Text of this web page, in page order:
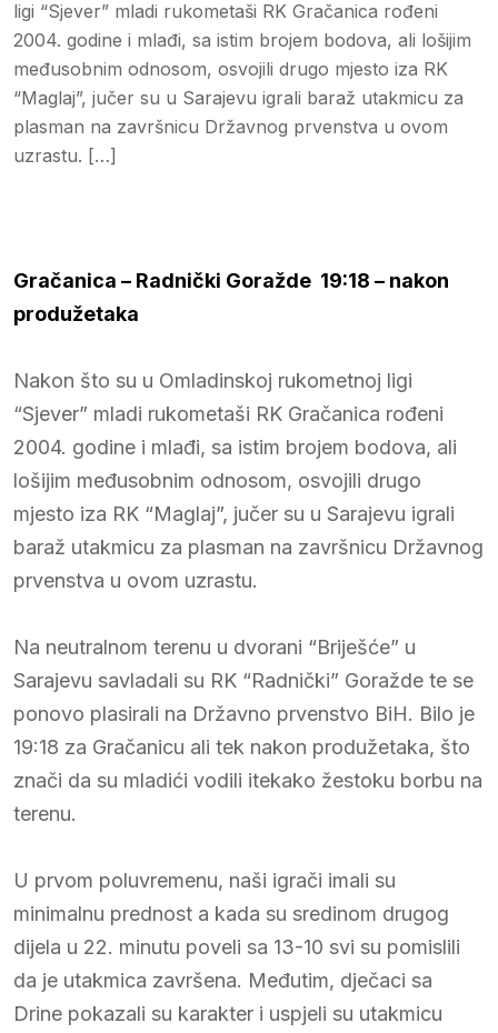
ligi “Sjever” mladi rukometaši RK Gračanica rođeni
2004. godine i mlađi, sa istim brojem bodova, ali lošijim
međusobnim odnosom, osvojili drugo mjesto iza RK
“Maglaj”, jučer su u Sarajevu igrali baraž utakmicu za
plasman na završnicu Državnog prvenstva u ovom
uzrastu. […]
Gračanica – Radnički Goražde 19:18 – nakon
produžetaka
Nakon što su u Omladinskoj rukometnoj ligi
“Sjever” mladi rukometaši RK Gračanica rođeni
2004. godine i mlađi, sa istim brojem bodova, ali
lošijim međusobnim odnosom, osvojili drugo
mjesto iza RK “Maglaj”, jučer su u Sarajevu igrali
baraž utakmicu za plasman na završnicu Državnog
prvenstva u ovom uzrastu.
Na neutralnom terenu u dvorani “Briješće” u
Sarajevu savladali su RK “Radnički” Goražde te se
ponovo plasirali na Državno prvenstvo BiH. Bilo je
19:18 za Gračanicu ali tek nakon produžetaka, što
znači da su mladići vodili itekako žestoku borbu na
terenu.
U prvom poluvremenu, naši igrači imali su
minimalnu prednost a kada su sredinom drugog
dijela u 22. minutu poveli sa 13-10 svi su pomislili
da je utakmica završena. Međutim, dječaci sa
Drine pokazali su karakter i uspjeli su utakmicu